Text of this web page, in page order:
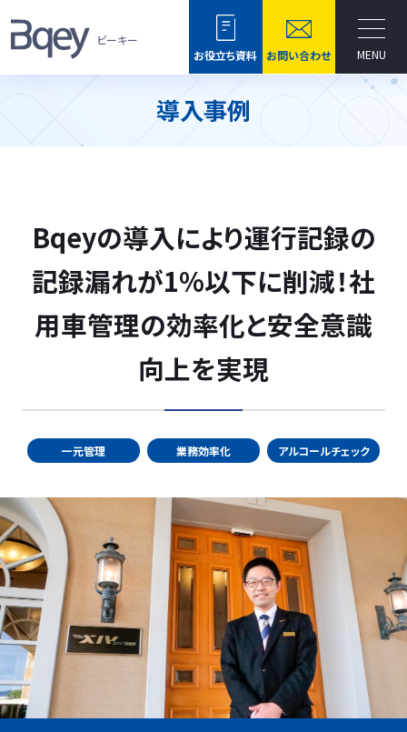
ビーキー
お役立ち資料
お問い合わせ MENU
導入事例
Bqeyの導入により運行記録の
記録漏れが1%以下に削減！社
用車管理の効率化と安全意識
向上を実現
一元管理 業務効率化 アルコールチェック